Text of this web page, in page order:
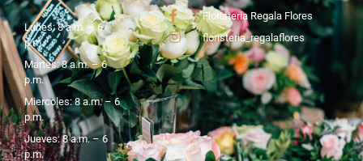
Floristería Regala Flores
floristeria_regalaflores
Lunes: 8 a.m. – 6
p.m.
Martes: 8 a.m. – 6
p.m.
Miercoles: 8 a.m. – 6
p.m.
Jueves: 8 a.m. – 6
p.m.